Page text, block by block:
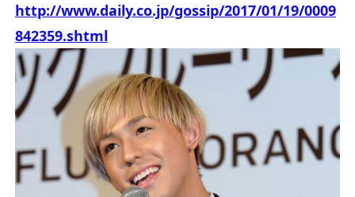
http://www.daily.co.jp/gossip/2017/01/19/0009
842359.shtml